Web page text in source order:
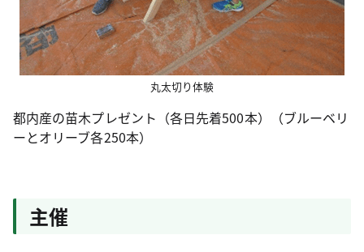
丸太切り体験
都内産の苗木プレゼント（各日先着500本）（ブルーベリ
ーとオリーブ各250本）
主催